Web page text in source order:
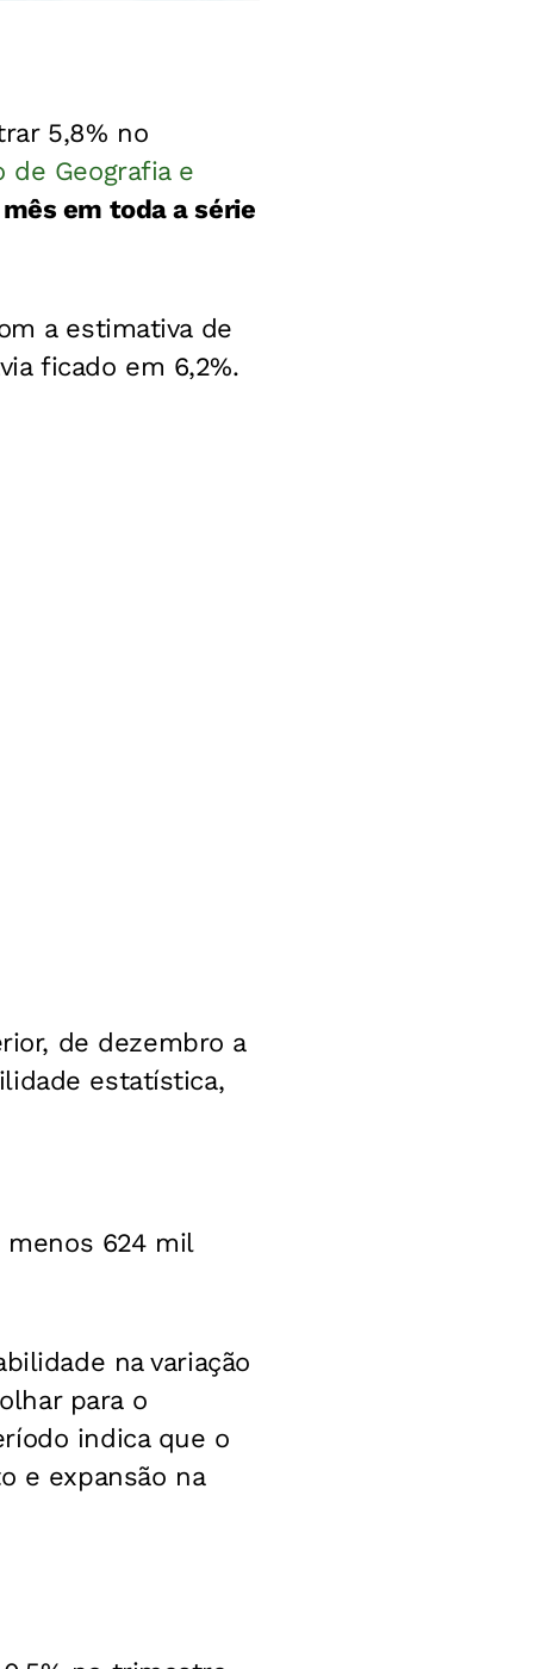
5,8% no
Geografia e
em toda a série
a estimativa de
ficado em 6,2%.
de dezembro a
estatística,
menos 624 mil
na variação
para o
indica que o
e expansão na